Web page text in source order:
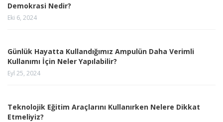
Demokrasi Nedir?
Eki 6, 2024
Günlük Hayatta Kullandığımız Ampulün Daha Verimli
Kullanımı İçin Neler Yapılabilir?
Eyl 25, 2024
Teknolojik Eğitim Araçlarını Kullanırken Nelere Dikkat
Etmeliyiz?